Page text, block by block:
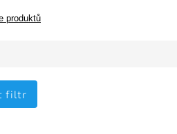
produktů
filtr